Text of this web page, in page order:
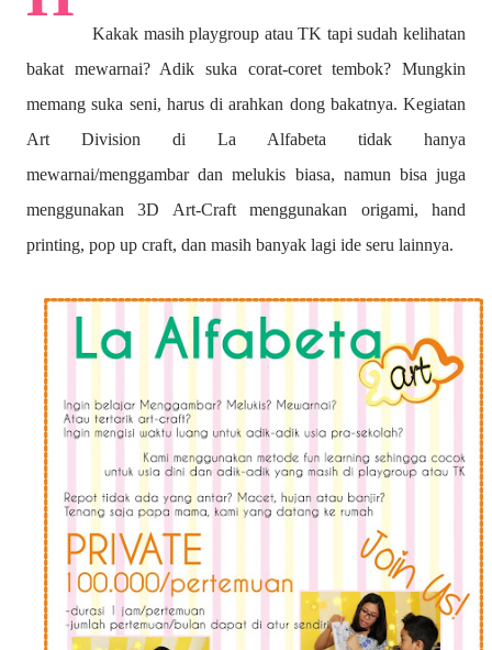
Kakak masih playgroup atau TK tapi sudah kelihatan
bakat mewarnai? Adik suka corat-coret tembok? Mungkin
memang suka seni, harus di arahkan dong bakatnya. Kegiatan
Art Division di La Alfabeta tidak hanya
mewarnai/menggambar dan melukis biasa, namun bisa juga
menggunakan 3D Art-Craft menggunakan origami, hand
printing, pop up craft, dan masih banyak lagi ide seru lainnya.